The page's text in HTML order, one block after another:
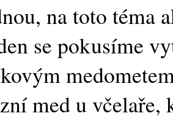
na toto téma
se pokusíme
med u včelaře,